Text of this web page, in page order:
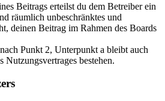
Beitrags erteilst du dem Betreiber ein
räumlich unbeschränktes und
deinen Beitrag im Rahmen des Boards
Punkt 2, Unterpunkt a bleibt auch
Nutzungsvertrages bestehen.